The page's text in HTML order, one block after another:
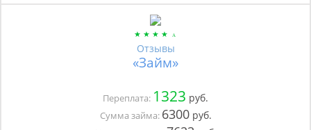
Отзывы
«Займ»
Переплата: 1323 руб.
Сумма займа: 6300руб.